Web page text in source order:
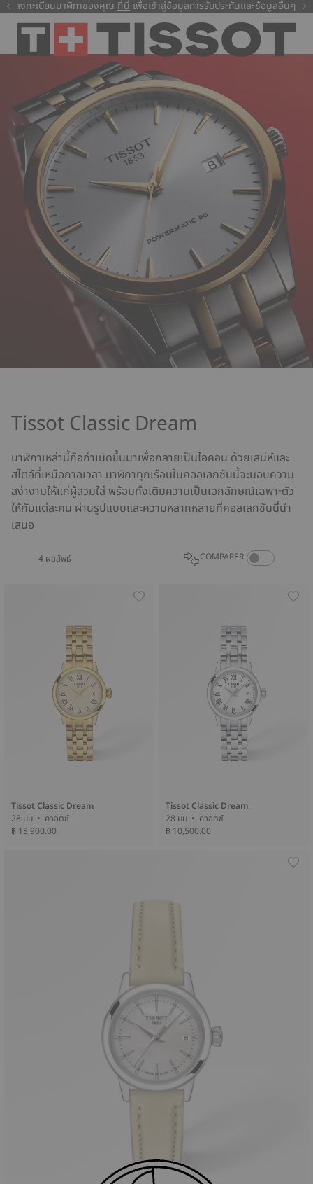
ลงทะเบียนนาฬิกาของคุณ ที่นี่ เพื่อเข้าสู่ข้อมูลการรับประกันและข้อมูลอื่นๆ
ที่นี่
Tissot Classic Dream
นาฬิกาเหล่านี้ถือกำเนิดขึ้นมาเพื่อกลายเป็นไอคอน ด้วยเสน่ห์และ
สไตล์ที่เหนือกาลเวลา นาฬิกาทุกเรือนในคอลเลกชันนี้จะมอบความ
สง่างามให้แก่ผู้สวมใส่ พร้อมทั้งเติมความเป็นเอกลักษณ์เฉพาะตัว
ให้กับแต่ละคน ผ่านรูปแบบและความหลากหลายที่คอลเลกชันนี้นำ
เสนอ
4 ผลลัพธ์ COMPARER COMPARE
Tissot Classic Dream
28 มม • ควอตซ์
฿ 13,900.00
Tissot Classic Dream
28 มม • ควอตซ์
฿ 10,500.00